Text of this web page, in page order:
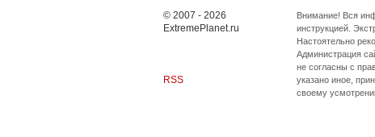
© 2007 - 2026
ExtremePlanet.ru
RSS
Внимание! Вся
инструкцией.
Настоятельно
Администрация
не согласны с
указано иное,
своему